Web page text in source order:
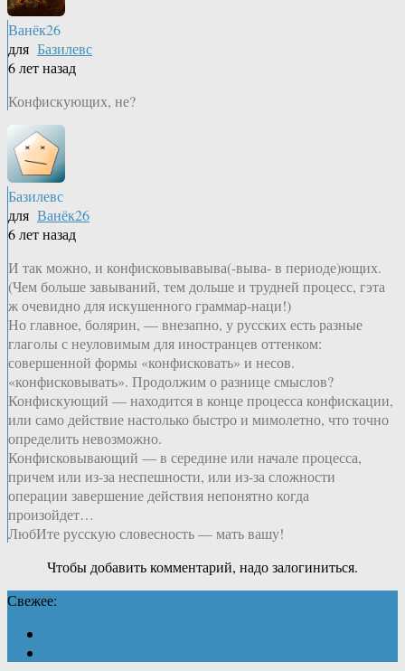
Ванёк26
для Базилевс
6 лет назад
Конфискующих, не?
Базилевс
для Ванёк26
6 лет назад
И так можно, и конфисковывавыва(-выва- в периоде)ющих.
(Чем больше завываний, тем дольше и трудней процесс, гэта
ж очевидно для искушенного граммар-наци!)
Но главное, болярин, — внезапно, у русских есть разные
глаголы с неуловимым для иностранцев оттенком:
совершенной формы «конфисковать» и несов.
«конфисковывать». Продолжим о разнице смыслов?
Конфискующий — находится в конце процесса конфискации,
или само действие настолько быстро и мимолетно, что точно
определить невозможно.
Конфисковывающий — в середине или начале процесса,
причем или из-за неспешности, или из-за сложности
операции завершение действия непонятно когда
произойдет…
ЛюбИте русскую словесность — мать вашу!
Чтобы добавить комментарий, надо залогиниться.
Свежее: